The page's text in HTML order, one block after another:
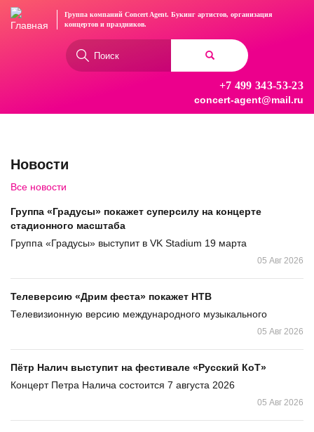
Перейти
Группа компаний Concert Agent. Букинг артистов, организация
концертови праздников.
+7 499 343-53-23
concert-agent@mail.ru
Новости
Все новости
Группа «Градусы» покажет суперсилу на концерте
стадионного масштаба
Группа «Градусы» выступит в VK Stadium 19 марта
05 Авг 2026
Телеверсию «Дрим феста» покажет НТВ
Телевизионную версию международного музыкального
05 Авг 2026
Пётр Налич выступит на фестивале «Русский КоТ»
Концерт Петра Налича состоится 7 августа 2026
05 Авг 2026